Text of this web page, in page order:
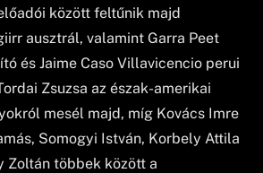
között feltűnik majd
ausztrál, valamint Garra Peet
és Jaime Caso Villavicencio perui
Zsuzsa az észak-amerikai
mesél majd, míg Kovács Imre
Somogyi István, Korbely Attila
Zoltán többek között a